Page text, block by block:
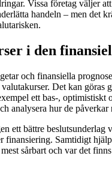
Vissa företag väljer
handeln – men det
i den
och finansiella
Det kan göras
ett bas-, optimistiskt
analysera hur de påverkar
ett bättre beslutsunderlag
finansiering. Samtidigt
sårbart och var det